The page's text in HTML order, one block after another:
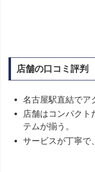
店舗の口コミ評判
名古屋駅直結でア
店舗はコンパクト
テムが揃う。
サービスが丁寧で